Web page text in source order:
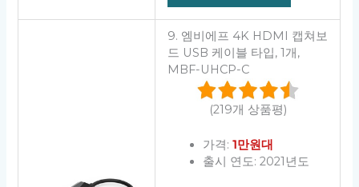
9. 엠비에프 4K HDMI 캡쳐보
드 USB 케이블 타입, 1개,
MBF-UHCP-C
(219개 상품평)
가격: 1만원대
출시 연도: 2021년도